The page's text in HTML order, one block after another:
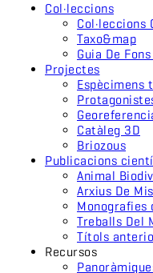
Col·leccions
Col·leccions
Taxo&map
Guia De
Projectes
Espècimens
Catàleg 3D
Briozous
Publicacions
Animal
Arxius De
Monografies
Treballs Del
Títols
Recursos